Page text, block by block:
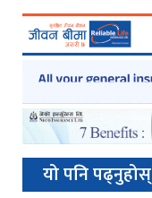
यो पनि पढ्नुहोस्